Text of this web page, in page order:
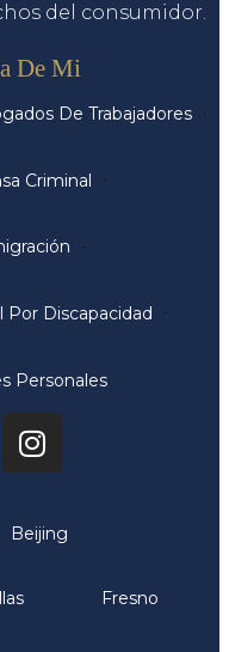
del consumidor.
De Mi
De Trabajadores
Criminal
Por Discapacidad
Personales
Beijing
Fresno